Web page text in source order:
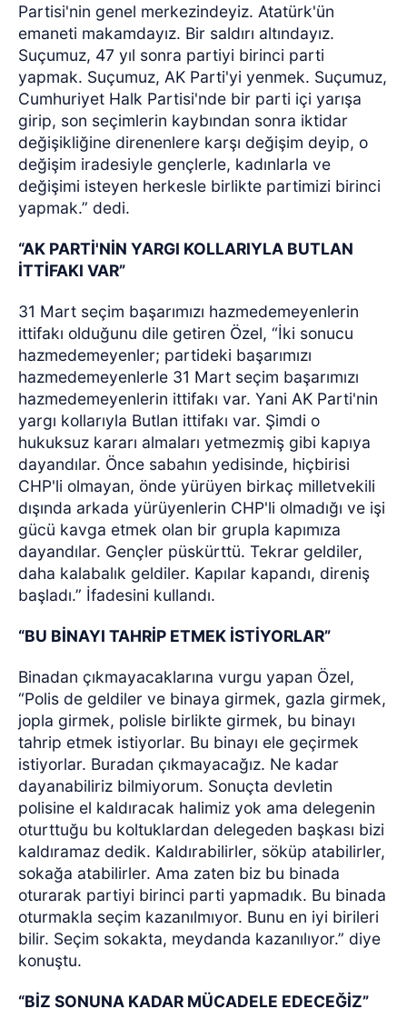
Partisi'nin genel merkezindeyiz. Atatürk'ün
emaneti makamdayız. Bir saldırı altındayız.
Suçumuz, 47 yıl sonra partiyi birinci parti
yapmak. Suçumuz, AK Parti'yi yenmek. Suçumuz,
Cumhuriyet Halk Partisi'nde bir parti içi yarışa
girip, son seçimlerin kaybından sonra iktidar
değişikliğine direnenlere karşı değişim deyip, o
değişim iradesiyle gençlerle, kadınlarla ve
değişimi isteyen herkesle birlikte partimizi birinci
yapmak.” dedi.
“AK PARTİ'NİN YARGI KOLLARIYLA BUTLAN
İTTİFAKI VAR”
31 Mart seçim başarımızı hazmedemeyenlerin
ittifakı olduğunu dile getiren Özel, “İki sonucu
hazmedemeyenler; partideki başarımızı
hazmedemeyenlerle 31 Mart seçim başarımızı
hazmedemeyenlerin ittifakı var. Yani AK Parti'nin
yargı kollarıyla Butlan ittifakı var. Şimdi o
hukuksuz kararı almaları yetmezmiş gibi kapıya
dayandılar. Önce sabahın yedisinde, hiçbirisi
CHP'li olmayan, önde yürüyen birkaç milletvekili
dışında arkada yürüyenlerin CHP'li olmadığı ve işi
gücü kavga etmek olan bir grupla kapımıza
dayandılar. Gençler püskürttü. Tekrar geldiler,
daha kalabalık geldiler. Kapılar kapandı, direniş
başladı.” İfadesini kullandı.
“BU BİNAYI TAHRİP ETMEK İSTİYORLAR”
Binadan çıkmayacaklarına vurgu yapan Özel,
“Polis de geldiler ve binaya girmek, gazla girmek,
jopla girmek, polisle birlikte girmek, bu binayı
tahrip etmek istiyorlar. Bu binayı ele geçirmek
istiyorlar. Buradan çıkmayacağız. Ne kadar
dayanabiliriz bilmiyorum. Sonuçta devletin
polisine el kaldıracak halimiz yok ama delegenin
oturttuğu bu koltuklardan delegeden başkası bizi
kaldıramaz dedik. Kaldırabilirler, söküp atabilirler,
sokağa atabilirler. Ama zaten biz bu binada
oturarak partiyi birinci parti yapmadık. Bu binada
oturmakla seçim kazanılmıyor. Bunu en iyi birileri
bilir. Seçim sokakta, meydanda kazanılıyor.” diye
konuştu.
“BİZ SONUNA KADAR MÜCADELE EDECEĞİZ”